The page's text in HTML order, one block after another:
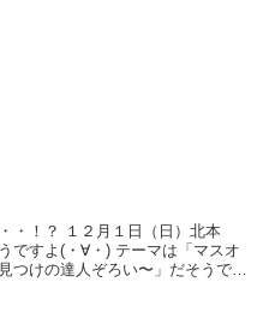
・！？ １２月１日（日）北本
ですよ(・∀・) テーマは「マスオ
つけの達人ぞろい〜」だそうで